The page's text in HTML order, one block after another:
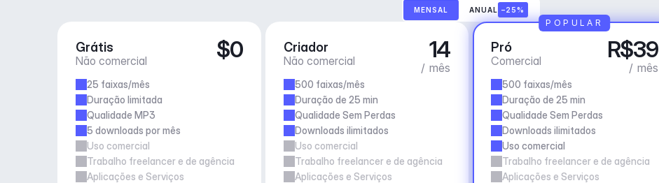
MENSAL ANUAL –25%
Grátis
Não comercial $0
25 faixas/mês
Duração limitada
Qualidade MP3
5 downloads por mês
Uso comercial
Trabalho freelancer e de agência
Aplicações e Serviços
Criador
Não comercial 14
/ mês
500 faixas/mês
Duração de 25 min
Qualidade Sem Perdas
Downloads ilimitados
Uso comercial
Trabalho freelancer e de agência
Aplicações e Serviços
Pró
Comercial R$39
/ mês
500 faixas/mês
Duração de 25 min
Qualidade Sem Perdas
Downloads ilimitados
Uso comercial
Trabalho freelancer e de agência
Aplicações e Serviços
POPULAR